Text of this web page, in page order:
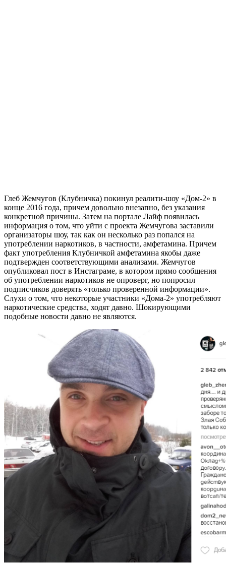
Глеб Жемчугов (Клубничка) покинул реалити-шоу «Дом-2» в
конце 2016 года, причем довольно внезапно, без указания
конкретной причины. Затем на портале Лайф появилась
информация о том, что уйти с проекта Жемчугова заставили
организаторы шоу, так как он несколько раз попался на
употреблении наркотиков, в частности, амфетамина. Причем
факт употребления Клубничкой амфетамина якобы даже
подтвержден соответствующими анализами. Жемчугов
опубликовал пост в Инстаграме, в котором прямо сообщения
об употреблении наркотиков не опроверг, но попросил
подписчиков доверять «только проверенной информации».
Слухи о том, что некоторые участники «Дома-2» употребляют
наркотические средства, ходят давно. Шокирующими
подобные новости давно не являются.